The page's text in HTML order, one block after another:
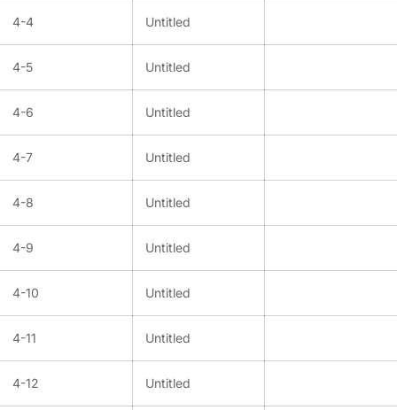
4-4 Untitled
4-5 Untitled
4-6 Untitled
4-7 Untitled
4-8 Untitled
4-9 Untitled
4-10 Untitled
4-11 Untitled
4-12 Untitled